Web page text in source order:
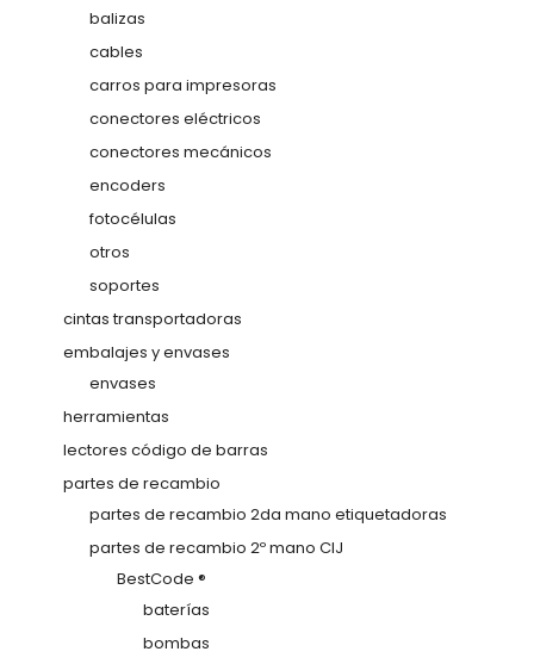
balizas
cables
carros para impresoras
conectores eléctricos
conectores mecánicos
encoders
fotocélulas
otros
soportes
cintas transportadoras
embalajes y envases
envases
herramientas
lectores código de barras
partes de recambio
partes de recambio 2da mano etiquetadoras
partes de recambio 2º mano CIJ
BestCode ®
baterías
bombas